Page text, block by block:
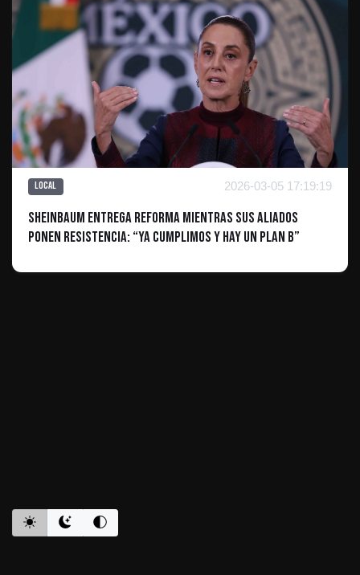
Local 2026-03-05 17:19:19
Sheinbaum entrega reforma mientras sus aliados
ponen resistencia: “Ya cumplimos y hay un plan B”